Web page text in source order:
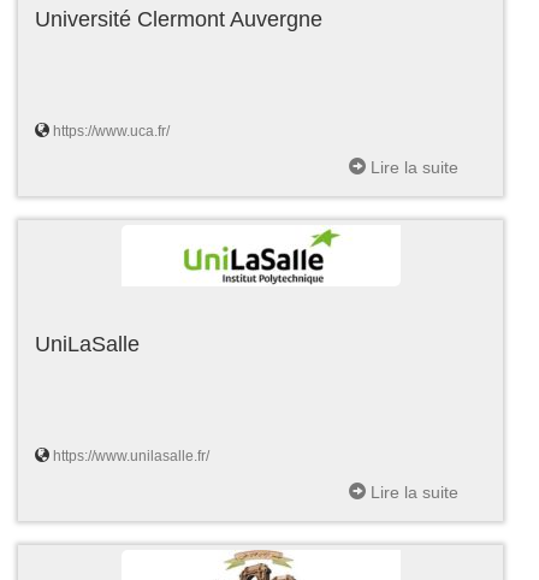
Université Clermont Auvergne
https://www.uca.fr/
Lire la suite
UniLaSalle
https://www.unilasalle.fr/
Lire la suite